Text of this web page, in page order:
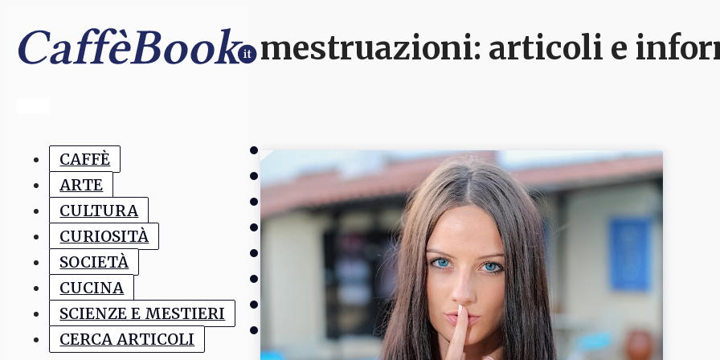
CAFFÈ
ARTE
CULTURA
CURIOSITÀ
SOCIETÀ
CUCINA
SCIENZE E MESTIERI
CERCA ARTICOLI
mestruazioni: articoli e